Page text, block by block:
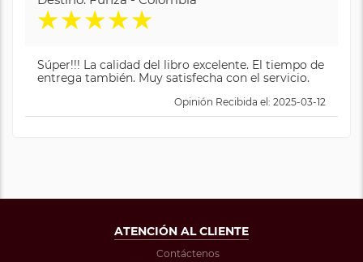
★★★★★
Súper!!! La calidad del libro excelente. El tiempo de
entrega también. Muy satisfecha con el servicio.
Opinión Recibida el: 2025-03-12
ATENCIÓN AL CLIENTE
Contáctenos